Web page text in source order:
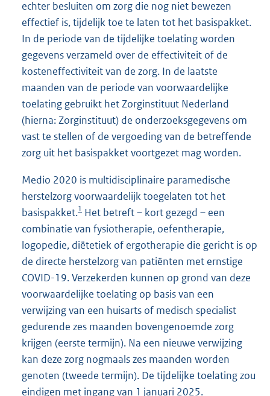
echter besluiten om zorg die nog niet bewezen
effectief is, tijdelijk toe te laten tot het basispakket.
In de periode van de tijdelijke toelating worden
gegevens verzameld over de effectiviteit of de
kosteneffectiviteit van de zorg. In de laatste
maanden van de periode van voorwaardelijke
toelating gebruikt het Zorginstituut Nederland
(hierna: Zorginstituut) de onderzoeksgegevens om
vast te stellen of de vergoeding van de betreffende
zorg uit het basispakket voortgezet mag worden.
Medio 2020 is multidisciplinaire paramedische
herstelzorg voorwaardelijk toegelaten tot het
basispakket.1 Het betreft – kort gezegd – een
combinatie van fysiotherapie, oefentherapie,
logopedie, diëtetiek of ergotherapie die gericht is op
de directe herstelzorg van patiënten met ernstige
COVID-19. Verzekerden kunnen op grond van deze
voorwaardelijke toelating op basis van een
verwijzing van een huisarts of medisch specialist
gedurende zes maanden bovengenoemde zorg
krijgen (eerste termijn). Na een nieuwe verwijzing
kan deze zorg nogmaals zes maanden worden
genoten (tweede termijn). De tijdelijke toelating zou
eindigen met ingang van 1 januari 2025.